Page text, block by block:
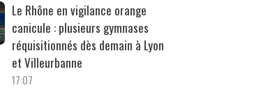
Le Rhône en vigilance orange
canicule : plusieurs gymnases
réquisitionnés dès demain à Lyon
et Villeurbanne
17:07